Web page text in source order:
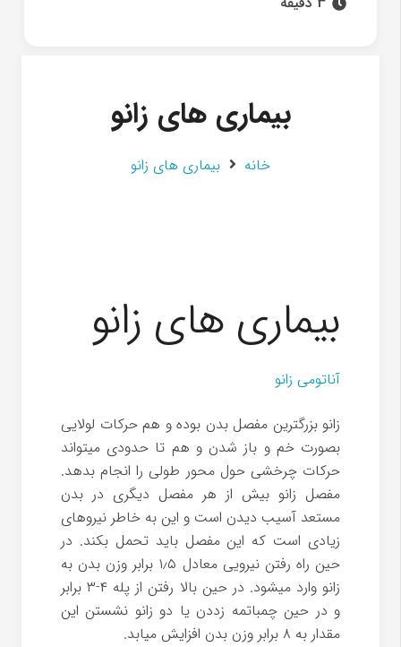
بیماری های زانو
خانه بیماری های زانو
بیماری های زانو
آناتومی زانو
زانو بزرگترین مفصل بدن بوده و هم حرکات لولایی
بصورت خم و باز شدن و هم تا حدودی میتواند
حرکات چرخشی حول محور طولی را انجام بدهد.
مفصل زانو بیش از هر مفصل دیگری در بدن
مستعد آسیب دیدن است و این به خاطر نیروهای
زیادی است که این مفصل باید تحمل بکند. در
حین راه رفتن نیرویی معادل ۱٫۵ برابر وزن بدن به
زانو وارد میشود. در حین بالا رفتن از پله ۴-۳ برابر
و در حین چمباتمه زددن یا دو زانو نشستن این
مقدار به ۸ برابر وزن بدن افزایش میابد.